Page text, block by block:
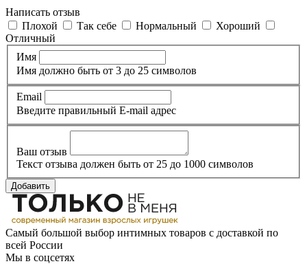
Написать отзыв
Плохой
Так себе Нормальный
Хороший
Отличный
Имя
Имя должно быть от 3 до 25 символов
Email
Введите правильный E-mail адрес
Ваш отзыв
Текст отзыва должен быть от 25 до 1000 символов
Добавить
Самый большой выбор интимных товаров с доставкой по
всей России
Мы в соцсетях